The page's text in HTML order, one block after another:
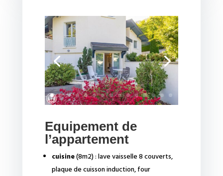
Equipement de
l’appartement
cuisine(8m2) : lave vaisselle 8 couverts,
plaque de cuisson induction, four